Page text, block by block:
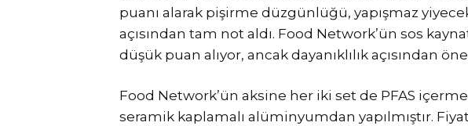
puanı alarak pişirme düzgünlüğü, yapışmaz yiyecek
açısından tam not aldı. Food Network’ün sos
düşük puan alıyor, ancak dayanıklılık açısından öne
Food Network’ün aksine her iki set de PFAS
seramik kaplamalı alüminyumdan yapılmıştır.